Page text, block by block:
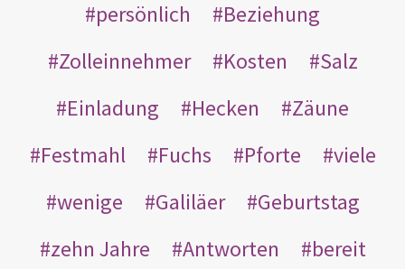
persönlich
Beziehung
Zolleinnehmer
Kosten
Salz
Einladung
Hecken
Zäune
Festmahl
Fuchs Pforte
viele
wenige
Galiläer
Geburtstag
zehn Jahre
Antworten bereit